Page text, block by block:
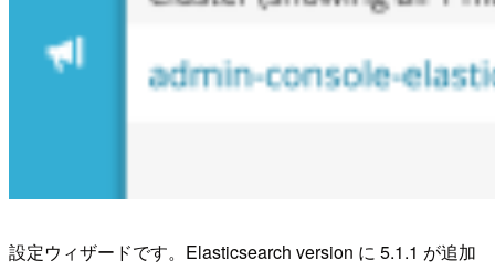
設定ウィザードです。Elasticsearch version に 5.1.1 が追加